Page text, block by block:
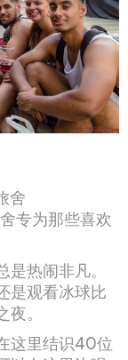
舍
专为那些喜欢
热闹非凡。
是观看冰球比
。
这里结识40位